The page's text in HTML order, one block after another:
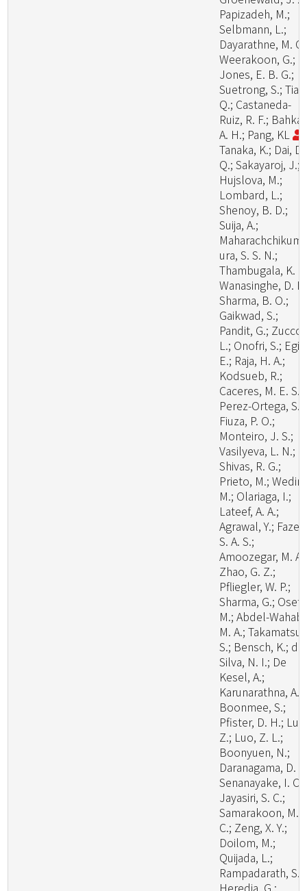
Papizadeh, M.;
Selbmann, L.;
Dayarathne, M.
Weerakoon, G.;
Jones, E. B. G.;
Suetrong, S.;
Q.; Castaneda-
Ruiz, R. F.;
A. H.; Pang, KL
Tanaka, K.; Dai, D.
Q.; Sakayaroj, J.;
Hujslova, M.;
Lombard, L.;
Shenoy, B. D.;
Suija, A.;
ura, S. S. N.;
Thambugala, K.
Wanasinghe, D.
Sharma, B. O.;
Gaikwad, S.;
Pandit, G.;
L.; Onofri, S.;
E.; Raja, H. A.;
Kodsueb, R.;
Caceres, M. E. S.;
Perez-Ortega, S.;
Fiuza, P. O.;
Monteiro, J. S.;
Vasilyeva, L. N.;
Shivas, R. G.;
Prieto, M.; Wedin,
M.; Olariaga, I.;
Lateef, A. A.;
Agrawal, Y.;
S. A. S.;
Amoozegar, M. A.;
Zhao, G. Z.;
Pfliegler, W. P.;
Sharma, G.; Oset,
M.; Abdel-Wahab,
M. A.; Takamatsu,
S.; Bensch, K.; de
Silva, N. I.; De
Kesel, A.;
Karunarathna, A.;
Boonmee, S.;
Pfister, D. H.; Lu,
Z.; Luo, Z. L.;
Boonyuen, N.;
Daranagama, D.
Senanayake, I. C.;
Jayasiri, S. C.;
Samarakoon, M.
C.; Zeng, X. Y.;
Doilom, M.;
Quijada, L.;
Rampadarath, S.;
Heredia, G.;